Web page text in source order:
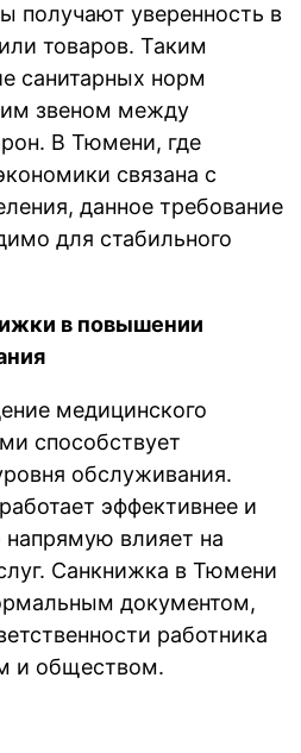
получают уверенность в
товаров. Таким
санитарных норм
звеном между
В Тюмени, где
связана с
данное требование
для стабильного
в повышении
медицинского
способствует
обслуживания.
эффективнее и
напрямую влияет на
Санкнижка в Тюмени
документом,
работника
и обществом.